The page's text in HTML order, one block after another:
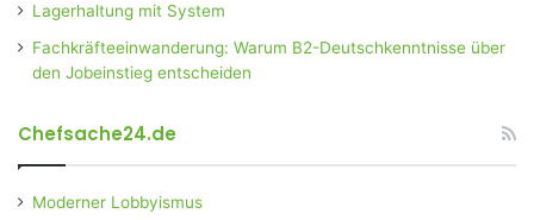
Lagerhaltung mit System
Fachkräfteeinwanderung: Warum B2-Deutschkenntnisse über
den Jobeinstieg entscheiden
Chefsache24.de
Moderner Lobbyismus